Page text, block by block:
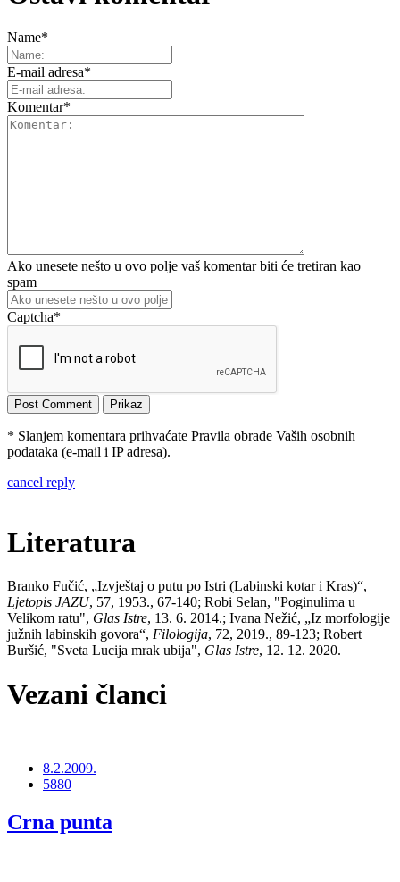
Name*
E-mail adresa*
Komentar*
Ako unesete nešto u ovo polje vaš komentar biti će tretiran kao
spam
Captcha*
* Slanjem komentara prihvaćate Pravila obrade Vaših osobnih
podataka (e-mail i IP adresa).
cancel reply
Literatura
Branko Fučić, „Izvještaj o putu po Istri (Labinski kotar i Kras)“,
Ljetopis JAZU, 57, 1953., 67-140; Robi Selan, "Poginulima u
Velikom ratu", Glas Istre, 13. 6. 2014.; Ivana Nežić, „Iz morfologije
južnih labinskih govora“, Filologija, 72, 2019., 89-123; Robert
Buršić, "Sveta Lucija mrak ubija", Glas Istre, 12. 12. 2020.
Vezani članci
8.2.2009.
5880
Crna punta